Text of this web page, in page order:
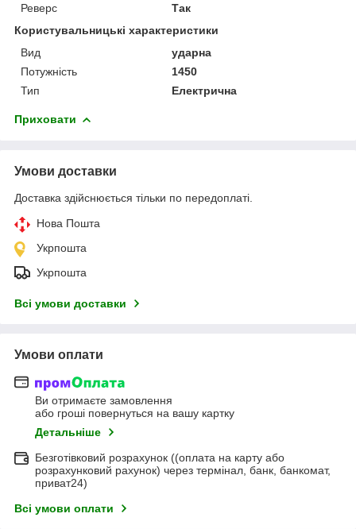
Реверс
Так
Користувальницькі характеристики
Вид
ударна
Потужність
1450
Тип
Електрична
Приховати
Умови доставки
Доставка здійснюється тільки по передоплаті.
Нова Пошта
Укрпошта
Укрпошта
Всі умови доставки
Умови оплати
Ви отримаєте замовлення
або гроші повернуться на вашу картку
Детальніше
Безготівковий розрахунок ((оплата на карту або
розрахунковий рахунок) через термінал, банк, банкомат,
приват24)
Всі умови оплати